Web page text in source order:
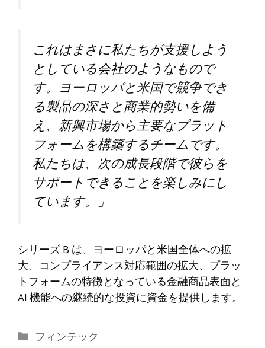
これはまさに私たちが支援しよう
としている会社のようなもので
す。ヨーロッパと米国で競争でき
る製品の深さと商業的勢いを備
え、新興市場から主要なプラット
フォームを構築するチームです。
私たちは、次の成長段階で彼らを
サポートできることを楽しみにし
ています。」
シリーズ B は、ヨーロッパと米国全体への拡
大、コンプライアンス対応範囲の拡大、プラッ
トフォームの特徴となっている金融商品表面と
AI 機能への継続的な投資に資金を提供します。
カ
フィンテック